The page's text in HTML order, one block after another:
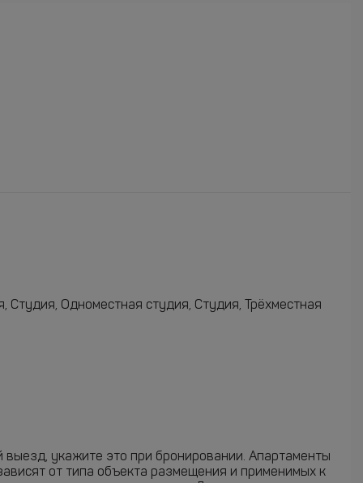
Студия, Одноместная студия, Студия, Трёхместная
укажите это при бронировании. Апартаменты
от типа объекта размещения и применимых к